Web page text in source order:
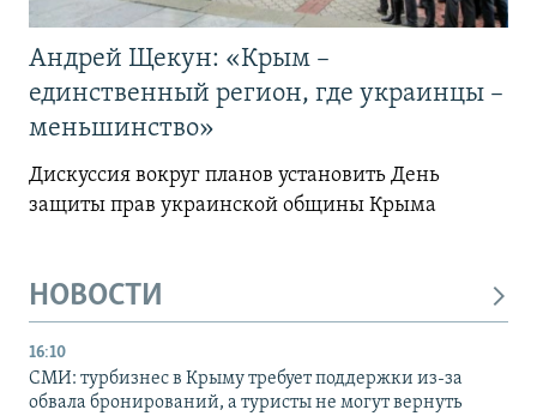
Андрей Щекун: «Крым –
единственный регион, где украинцы –
меньшинство»
Дискуссия вокруг планов установить День
защиты прав украинской общины Крыма
НОВОСТИ
16:10
СМИ: турбизнес в Крыму требует поддержки из-за
обвала бронирований, а туристы не могут вернуть